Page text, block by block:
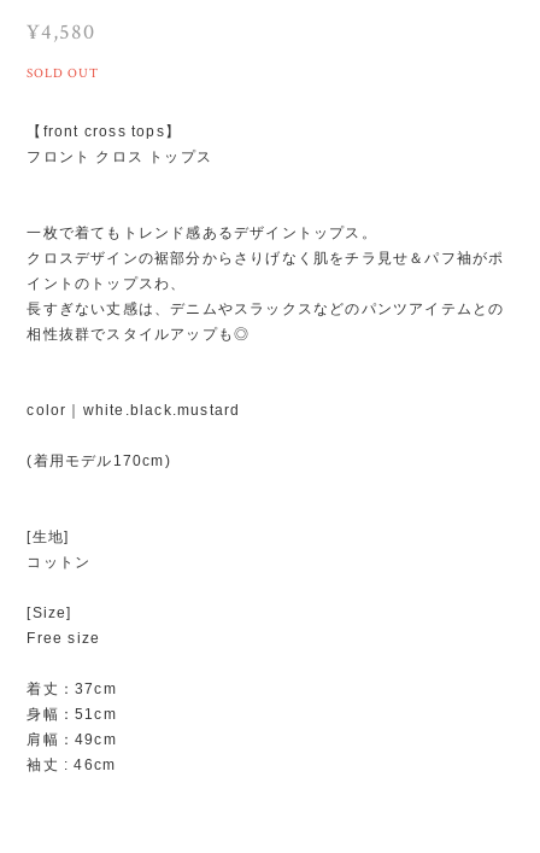
¥4,580
SOLD OUT
【front cross tops】
フロント クロス トップス
一枚で着てもトレンド感あるデザイントップス。
クロスデザインの裾部分からさりげなく肌をチラ見せ＆パフ袖がポ
イントのトップスわ、
長すぎない丈感は、デニムやスラックスなどのパンツアイテムとの
相性抜群でスタイルアップも◎
color｜white.black.mustard
(着用モデル170cm)
[生地]
コットン
[Size]
Free size
着丈：37cm
身幅：51cm
肩幅：49cm
袖丈 : 46cm